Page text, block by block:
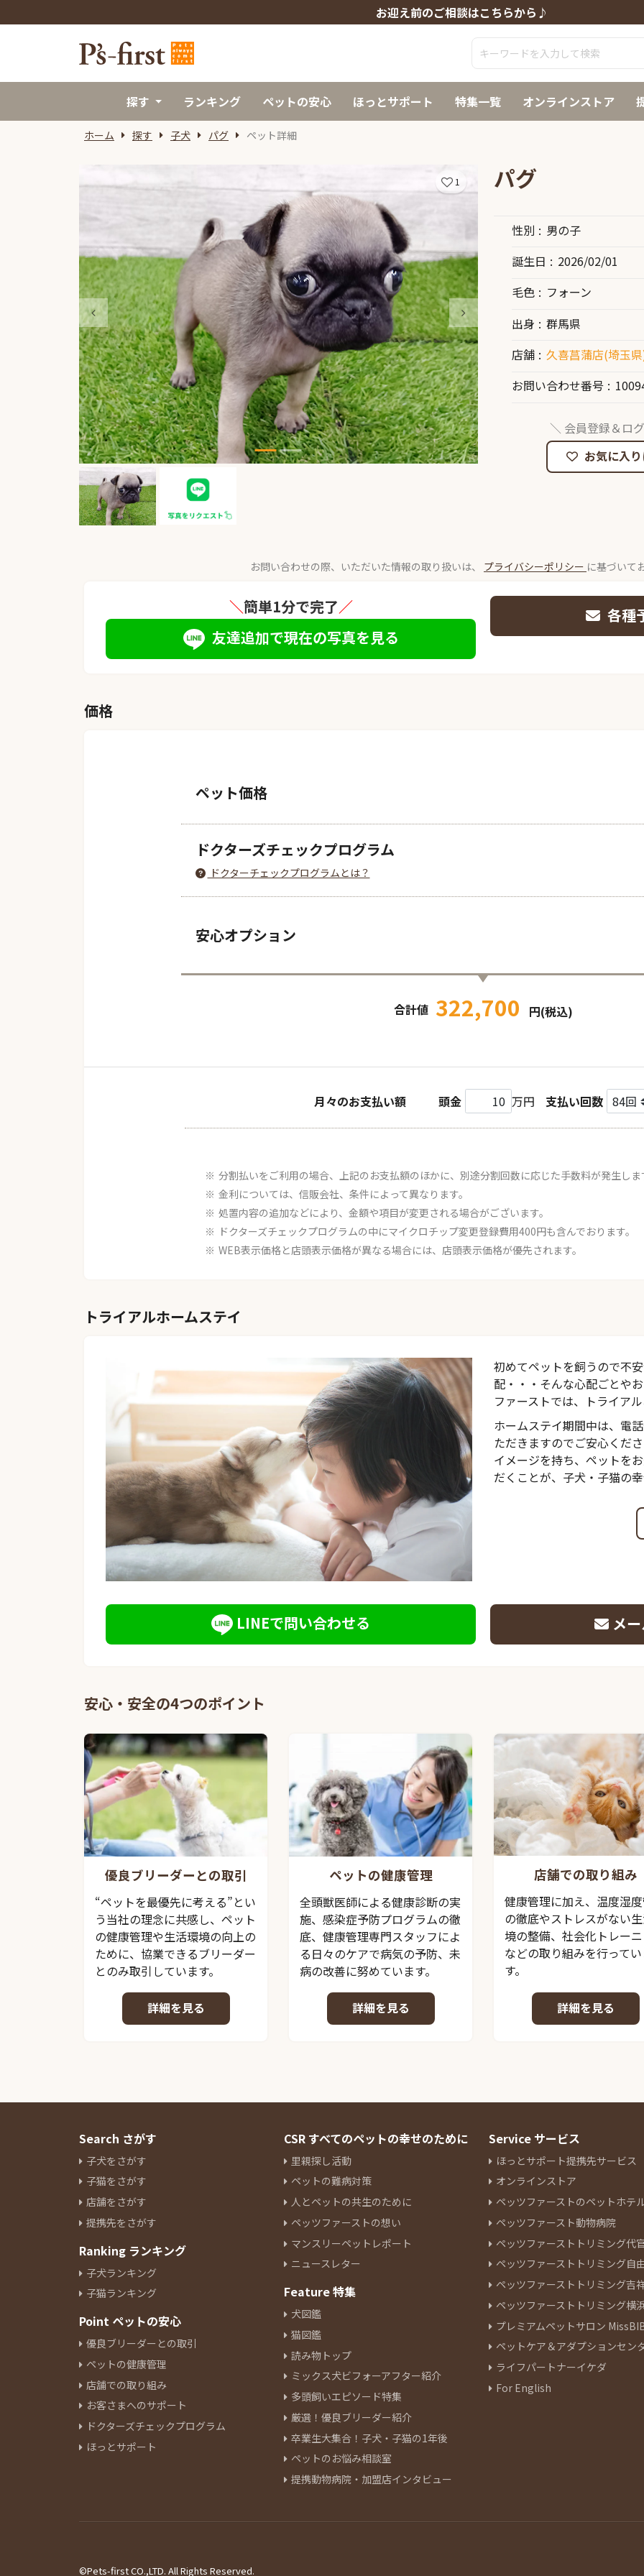
お迎え前のご相談はこちらから♪
探す ランキング ペットの安心 ほっとサポート 特集一覧 オンラインストア
ホーム 探す 子犬 パグ ペット詳細
1 パグ
性別
男の子
誕生日
2026/02/01
毛色
フォーン
出身
群馬県
店舗
久喜菖蒲店(埼玉
お問い合わせ番号
＼ 会員登録＆ロ
お気に入
お問い合わせの際、いただいた情報の取り扱いは、 プライバシーポリシー に基づいて
＼簡単1分で完了／
友達追加で現在の写真を見る
各種
価格
ペット価格
ドクターズチェックプログラム
ドクターチェックプログラムとは？
安心オプション
合計値 322,700 円(税込)
月々のお支払い額 頭金 万円 支払い回数
分割払いをご利用の場合、上記のお支払額のほかに、別途分割回数に応じた手数料が発生しま
金利については、信販会社、条件によって異なります。
処置内容の追加などにより、金額や項目が変更される場合がございます。
ドクターズチェックプログラムの中にマイクロチップ変更登録費用400円も含んでおります。
WEB表示価格と店頭表示価格が異なる場合には、店頭表示価格が優先されます。
トライアルホームステイ
初めてペットを飼うので不
配・・・そんな心配ごとや
ファーストでは、トライア
ホームステイ期間中は、電
ただきますのでご安心くだ
イメージを持ち、ペットを
だくことが、子犬・子猫の
LINEで問い合わせる メ
安心・安全の4つのポイント
優良ブリーダーとの取引
“ペットを最優先に考える”とい
う当社の理念に共感し、ペット
の健康管理や生活環境の向上の
ために、協業できるブリーダー
とのみ取引しています。
詳細を見る
ペットの健康管理
全頭獣医師による健康診断の実
施、感染症予防プログラムの徹
底、健康管理専門スタッフによ
る日々のケアで病気の予防、未
病の改善に努めています。
詳細を見る
店舗での取り組み
健康管理に加え、温度湿
の徹底やストレスがない
境の整備、社会化トレー
などの取り組みを行って
す。
詳細を見る
Search さがす
子犬をさがす
子猫をさがす
店舗をさがす
提携先をさがす
Ranking ランキング
子犬ランキング
子猫ランキング
Point ペットの安心
優良ブリーダーとの取引
ペットの健康管理
店舗での取り組み
お客さまへのサポート
ドクターズチェックプログラム
ほっとサポート
CSR すべてのペットの幸せのために
里親探し活動
ペットの難病対策
人とペットの共生のために
ペッツファーストの想い
マンスリーペットレポート
ニュースレター
Feature 特集
犬図鑑
猫図鑑
読み物トップ
ミックス犬ビフォーアフター紹介
多頭飼いエピソード特集
厳選！優良ブリーダー紹介
卒業生大集合！子犬・子猫の1年後
ペットのお悩み相談室
提携動物病院・加盟店インタビュー
Service サービス
ほっとサポート提携先サービス
オンラインストア
ペッツファーストのペットホテ
ペッツファースト動物病院
ペッツファーストトリミング代
ペッツファーストトリミング自
ペッツファーストトリミング吉
ペッツファーストトリミング横
プレミアムペットサロン
ペットケア＆アダプションセン
ライフパートナーイケダ
For English
©Pets-first CO.,LTD. All Rights Reserved.